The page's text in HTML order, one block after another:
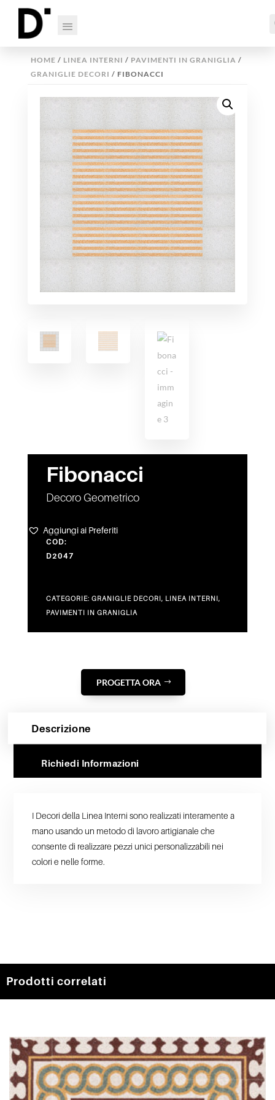
HOME / LINEA INTERNI / PAVIMENTI IN GRANIGLIA /
GRANIGLIE DECORI / FIBONACCI
Fibonacci
Decoro Geometrico
Aggiungi ai Preferiti
COD:
D2047
CATEGORIE: GRANIGLIE DECORI, LINEA INTERNI,
PAVIMENTI IN GRANIGLIA
PROGETTA ORA
Descrizione
Richiedi Informazioni
I Decori della Linea Interni sono realizzati interamente a
mano usando un metodo di lavoro artigianale che
consente di realizzare pezzi unici personalizzabili nei
colori e nelle forme.
Prodotti correlati